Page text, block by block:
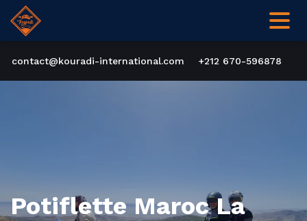
contact@kouradi-international.com +212 670-596878
Potiflette Maroc La